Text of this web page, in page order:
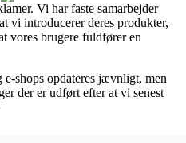
Vi har faste samarbejder
vi introducerer deres produkter,
vores brugere fuldfører en
shops opdateres jævnligt, men
der er udført efter at vi senest